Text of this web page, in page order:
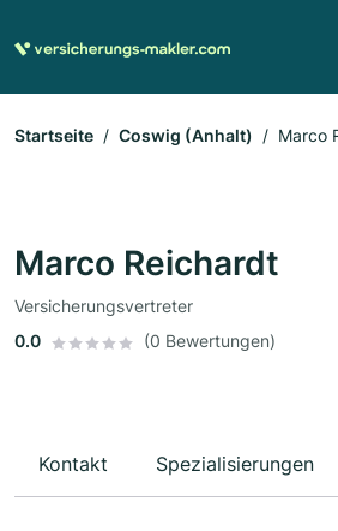
Startseite Coswig (Anhalt) Marco
Marco Reichardt
Versicherungsvertreter
0.0
(0 Bewertungen)
Kontakt Spezialisierungen